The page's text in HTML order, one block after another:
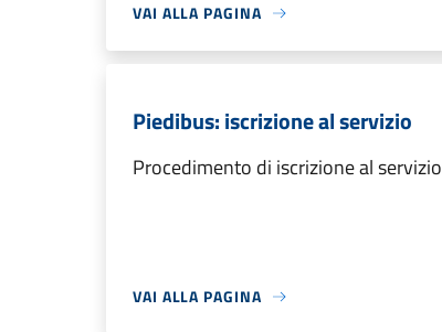
VAI ALLA PAGINA
Piedibus: iscrizione al servizio
Procedimento di iscrizione al servizio
VAI ALLA PAGINA